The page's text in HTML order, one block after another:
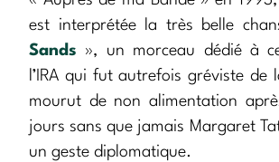
est interprétée la très belle
Sands », un morceau dédié à
l’IRA qui fut autrefois gréviste de
mourut de non alimentation
jours sans que jamais Margaret
un geste diplomatique.